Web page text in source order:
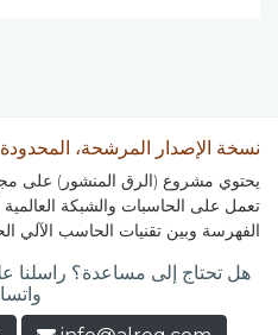
نسخة الإصدار المرشحة، المحدودة v0.9
يحتوي مشروع (الرق المنشور) على
تعمل على الحاسبات والشبكة
الفهرسة وبين تقنيات الحاسب الآلي
هل تحتاج إلى مساعدة؟ راسلنا